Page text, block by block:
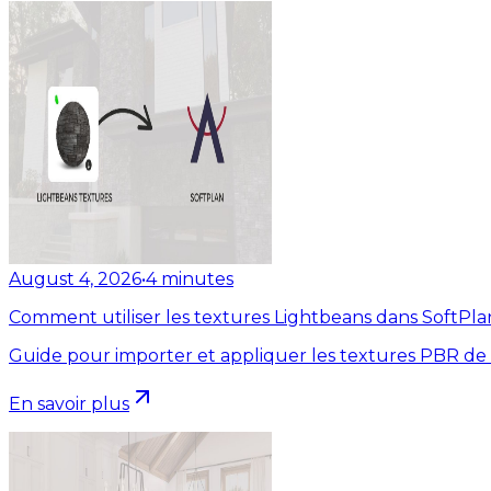
August 4, 2026•4 minutes
Comment utiliser les textures Lightbeans dans
Guide pour importer et appliquer les textures PBR de
En savoir plus